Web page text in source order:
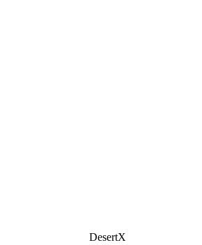
DesertX